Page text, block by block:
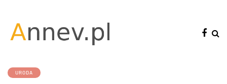
URODA